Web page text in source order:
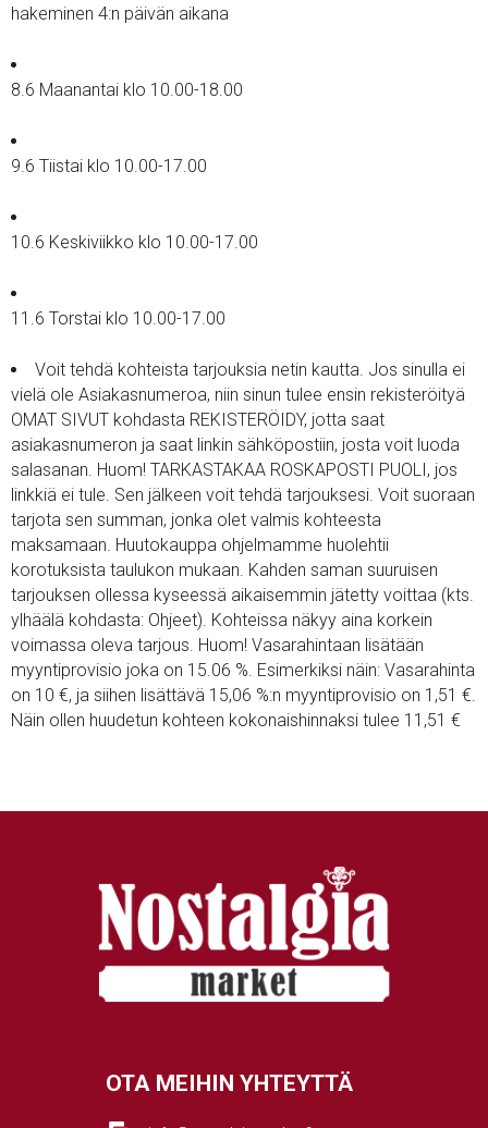
hakeminen 4:n päivän aikana
8.6 Maanantai klo 10.00-18.00
9.6 Tiistai klo 10.00-17.00
10.6 Keskiviikko klo 10.00-17.00
11.6 Torstai klo 10.00-17.00
Voit tehdä kohteista tarjouksia netin kautta. Jos sinulla ei
vielä ole Asiakasnumeroa, niin sinun tulee ensin rekisteröityä
OMAT SIVUT kohdasta REKISTERÖIDY, jotta saat
asiakasnumeron ja saat linkin sähköpostiin, josta voit luoda
salasanan. Huom! TARKASTAKAA ROSKAPOSTI PUOLI, jos
linkkiä ei tule. Sen jälkeen voit tehdä tarjouksesi. Voit suoraan
tarjota sen summan, jonka olet valmis kohteesta
maksamaan. Huutokauppa ohjelmamme huolehtii
korotuksista taulukon mukaan. Kahden saman suuruisen
tarjouksen ollessa kyseessä aikaisemmin jätetty voittaa (kts.
ylhäälä kohdasta: Ohjeet). Kohteissa näkyy aina korkein
voimassa oleva tarjous. Huom! Vasarahintaan lisätään
myyntiprovisio joka on 15.06 %. Esimerkiksi näin: Vasarahinta
on 10 €, ja siihen lisättävä 15,06 %:n myyntiprovisio on 1,51 €.
Näin ollen huudetun kohteen kokonaishinnaksi tulee 11,51 €
OTA MEIHIN YHTEYTTÄ